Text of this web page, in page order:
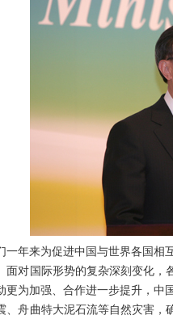
来为促进中国与世界各国相
面对国际形势的复杂深刻变化
更为加强、合作进一步提升，
、舟曲特大泥石流等自然灾害